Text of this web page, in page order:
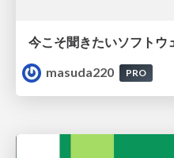
masuda220
PRO